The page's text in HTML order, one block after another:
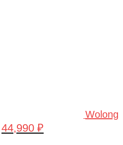
Wolong
Первоначальная
44,990 ₽